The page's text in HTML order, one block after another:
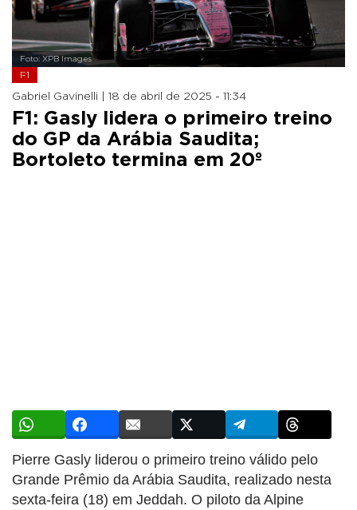
Foto: XPB Images
F1
Gabriel Gavinelli | 18 de abril de 2025 - 11:34
F1: Gasly lidera o primeiro treino
do GP da Arábia Saudita;
Bortoleto termina em 20º
Pierre Gasly liderou o primeiro treino válido pelo
Grande Prêmio da Arábia Saudita, realizado nesta
sexta-feira (18) em Jeddah. O piloto da Alpine